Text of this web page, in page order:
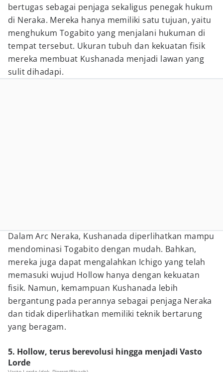
bertugas sebagai penjaga sekaligus penegak hukum
di Neraka. Mereka hanya memiliki satu tujuan, yaitu
menghukum Togabito yang menjalani hukuman di
tempat tersebut. Ukuran tubuh dan kekuatan fisik
mereka membuat Kushanada menjadi lawan yang
sulit dihadapi.
Dalam Arc Neraka, Kushanada diperlihatkan mampu
mendominasi Togabito dengan mudah. Bahkan,
mereka juga dapat mengalahkan Ichigo yang telah
memasuki wujud Hollow hanya dengan kekuatan
fisik. Namun, kemampuan Kushanada lebih
bergantung pada perannya sebagai penjaga Neraka
dan tidak diperlihatkan memiliki teknik bertarung
yang beragam.
5. Hollow, terus berevolusi hingga menjadi Vasto
Lorde